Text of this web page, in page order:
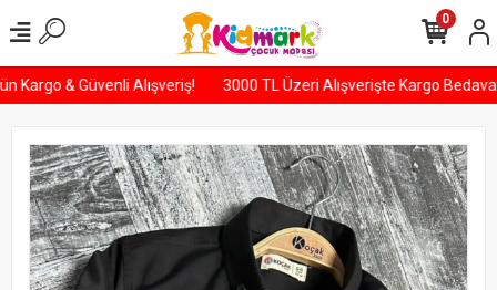
Kargo & Güvenli Alışveriş! 3000 TL Üzeri Alışverişte Kargo
0